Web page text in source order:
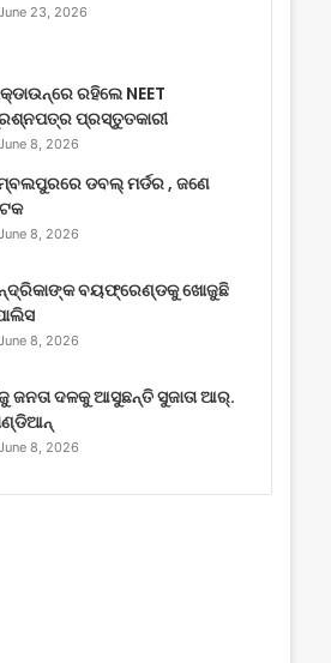
23, 2026
ରହିଲେ NEET
ପ୍ରସ୍ତୁତକାରୀ
8, 2026
ଡବଲ୍ ମର୍ଡର , ଜଣେ
8, 2026
ବୟଫ୍ରେଣ୍ଡକୁ ଖୋଜୁଛି
8, 2026
ଜନତା ଦଳକୁ ଆସୁଛନ୍ତି ସୁଜାତା ଆର୍‌.
8, 2026